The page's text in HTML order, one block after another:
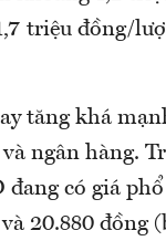
triệu đồng/
tăng khá
ngân hàng.
có giá
20.880 đồng